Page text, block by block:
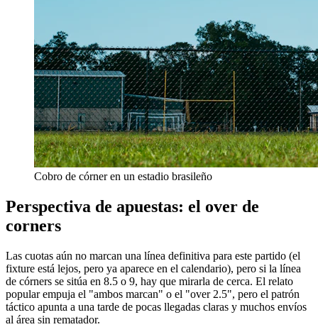
Cobro de córner en un estadio brasileño
Perspectiva de apuestas: el over de
corners
Las cuotas aún no marcan una línea definitiva para este partido (el
fixture está lejos, pero ya aparece en el calendario), pero si la línea
de córners se sitúa en 8.5 o 9, hay que mirarla de cerca. El relato
popular empuja el "ambos marcan" o el "over 2.5", pero el patrón
táctico apunta a una tarde de pocas llegadas claras y muchos envíos
al área sin rematador.